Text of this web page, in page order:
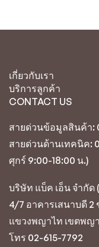
เกี่ยวกับเรา
บริการลูกค้า
CONTACT US
สายด่วนข้อมูลสินค้า:
สายด่วนด้านเทคนิค:
ศุกร์ 9:00-18:00 น.)
บริษัท แบ็ค เอ็น จำกั
4/7 อาคารเสนาบดี 2
แขวงพญาไท เขตพญ
โทร 02-615-7792